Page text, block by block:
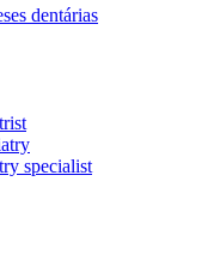
dentárias
specialist